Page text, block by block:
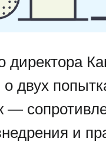
директора
двух
—
и